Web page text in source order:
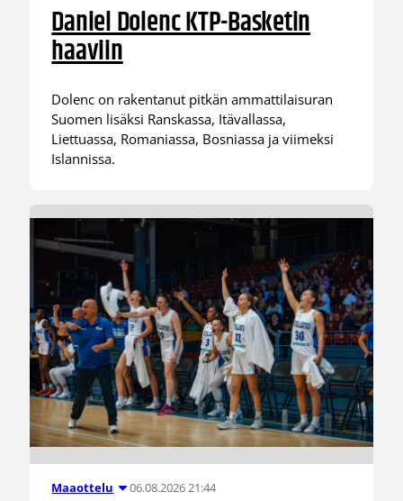
Daniel Dolenc KTP-Basketin
haaviin
Dolenc on rakentanut pitkän ammattilaisuran
Suomen lisäksi Ranskassa, Itävallassa,
Liettuassa, Romaniassa, Bosniassa ja viimeksi
Islannissa.
Maaottelu 06.08.2026 21:44